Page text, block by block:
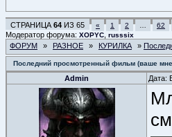
СТРАНИЦА 64 ИЗ 65 « 1 2 62
Модератор форума: XOPYC russsix
ФОРУМ » РАЗНОЕ » КУРИЛКА »
Последний просмотренный фильм (ваше
Admin Дата: